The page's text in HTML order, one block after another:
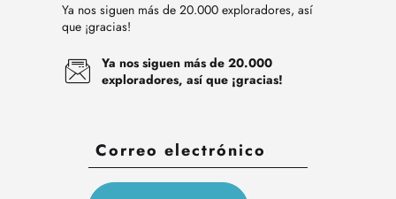
Ya nos siguen más de 20.000 exploradores, así
que ¡gracias!
Ya nos siguen más de 20.000
exploradores, así que ¡gracias!